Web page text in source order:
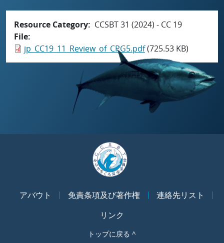
Resource Category
CCSBT 31 (2024) - CC 19
File
jp_CC19_11_Review_of_CPG5.pdf(725.53 KB)
アバウト 免責条項及び著作権
連絡先リスト
リンク
トップに戻る ^